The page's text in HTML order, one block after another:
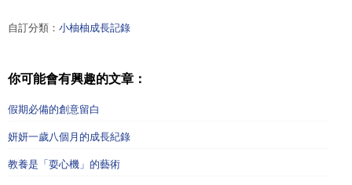
自訂分類： 小柚柚成長記錄
你可能會有興趣的文章：
假期必備的創意留白
妍妍一歲八個月的成長紀錄
教養是「耍心機」的藝術